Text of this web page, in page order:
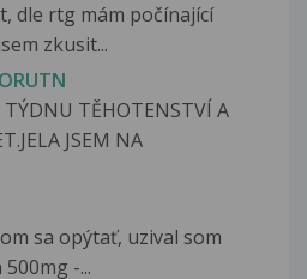
dle rtg mám počínající
zkusit...
TÝDNU TĚHOTENSTVÍ A
JSEM NA
sa opýtať, uzival som
-...